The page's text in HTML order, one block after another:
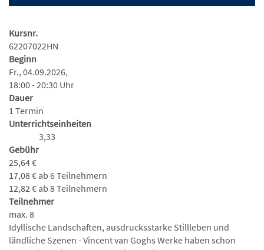
Kursnr.
62207022HN
Beginn
Fr., 04.09.2026,
18:00 - 20:30 Uhr
Dauer
1 Termin
Unterrichtseinheiten
3,33
Gebühr
25,64 €
17,08 € ab 6 Teilnehmern
12,82 € ab 8 Teilnehmern
Teilnehmer
max. 8
Idyllische Landschaften, ausdrucksstarke Stillleben und
ländliche Szenen - Vincent van Goghs Werke haben schon